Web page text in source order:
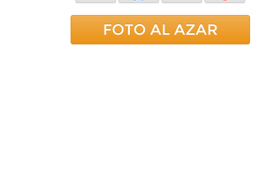
FOTO AL AZAR